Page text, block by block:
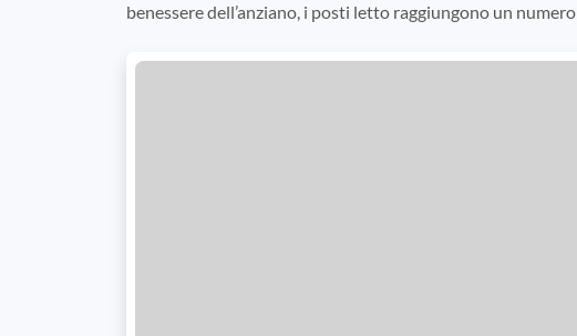
benessere dell’anziano, i posti letto raggiungono un